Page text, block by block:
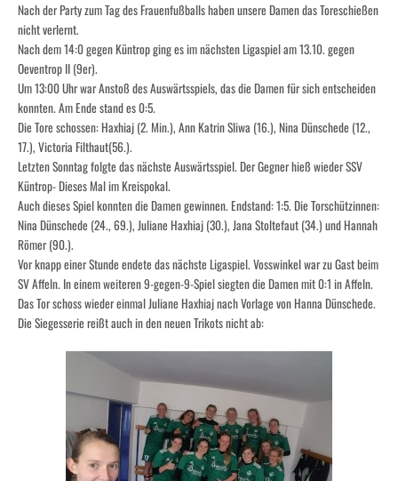
Nach der Party zum Tag des Frauenfußballs haben unsere Damen das Toreschießen
nicht verlernt.
Nach dem 14:0 gegen Küntrop ging es im nächsten Ligaspiel am 13.10. gegen
Oeventrop II (9er).
Um 13:00 Uhr war Anstoß des Auswärtsspiels, das die Damen für sich entscheiden
konnten. Am Ende stand es 0:5.
Die Tore schossen: Haxhiaj (2. Min.), Ann Katrin Sliwa (16.), Nina Dünschede (12.,
17.), Victoria Filthaut(56.).
Letzten Sonntag folgte das nächste Auswärtsspiel. Der Gegner hieß wieder SSV
Küntrop- Dieses Mal im Kreispokal.
Auch dieses Spiel konnten die Damen gewinnen. Endstand: 1:5. Die Torschützinnen:
Nina Dünschede (24., 69.), Juliane Haxhiaj (30.), Jana Stoltefaut (34.) und Hannah
Römer (90.).
Vor knapp einer Stunde endete das nächste Ligaspiel. Vosswinkel war zu Gast beim
SV Affeln. In einem weiteren 9-gegen-9-Spiel siegten die Damen mit 0:1 in Affeln.
Das Tor schoss wieder einmal Juliane Haxhiaj nach Vorlage von Hanna Dünschede.
Die Siegesserie reißt auch in den neuen Trikots nicht ab: